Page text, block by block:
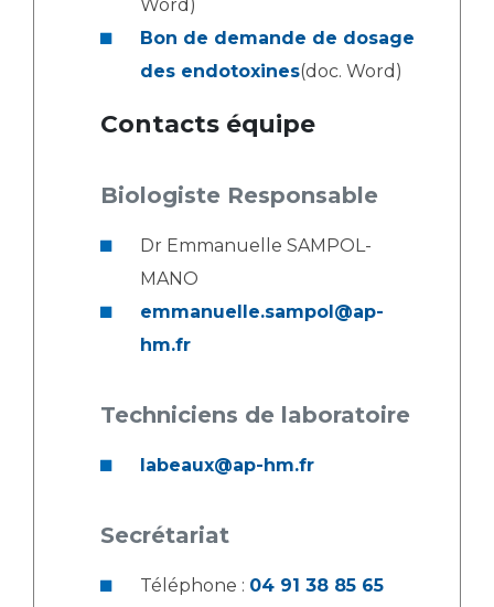
Nos indicateurs qualité et de sécurité des soins
Protection des données
Lieu de santé sans tabac
Documents utiles
Word)
Bon de demande de dosage
des endotoxines(doc. Word)
Contacts équipe
Biologiste Responsable
Dr Emmanuelle SAMPOL-
MANO
emmanuelle.sampol@ap-
hm.fr
Techniciens de laboratoire
labeaux@ap-hm.fr
Secrétariat
Téléphone : 04 91 38 85 65